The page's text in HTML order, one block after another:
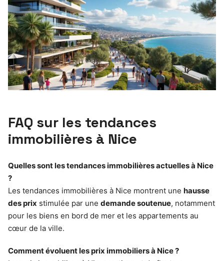
FAQ sur les tendances
immobilières à Nice
Quelles sont les tendances immobilières actuelles à Nice
?
Les tendances immobilières à Nice montrent une hausse
des prix stimulée par une demande soutenue, notamment
pour les biens en bord de mer et les appartements au
cœur de la ville.
Comment évoluent les prix immobiliers à Nice ?